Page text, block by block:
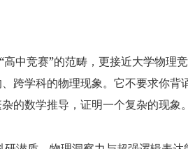
高中竞赛”的范畴，更接近大学物理
跨学科的物理现象。它不要求你背
的数学推导，证明一个复杂的现象。